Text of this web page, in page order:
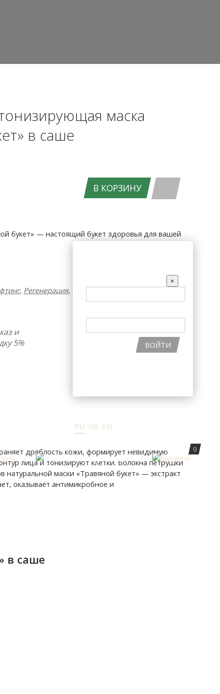
АКЦИИ
×
ВОЙТИ
RU UA EN
0
маска
в саше
В КОРЗИНУ
букет» — настоящий букет здоровья для вашей
, Регенерация, Укрепление сосудов,
и
5%
дряблость кожи, формирует невидимую
лица и тонизируют клетки. Волокна петрушки
маски «Травяной букет» — экстракт
оказывает антимикробное и
в саше